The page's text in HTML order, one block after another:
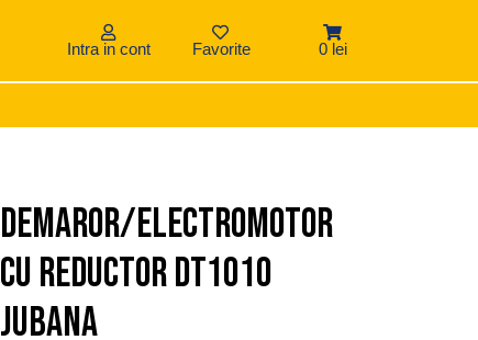
Intra in cont Favorite 0 lei
Demaror/Electromotor
cu reductor DT1010
JUBANA